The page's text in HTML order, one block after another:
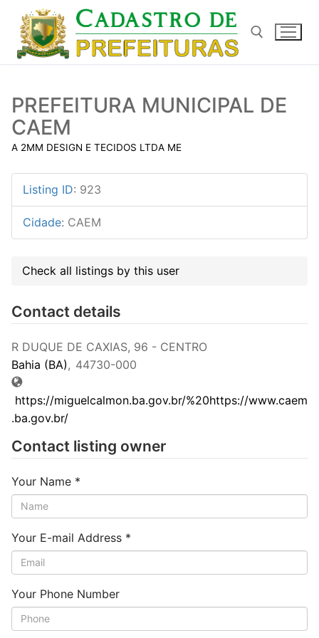
para
conteúdo
PREFEITURA MUNICIPAL DE
CAEM
A 2MM DESIGN E TECIDOS LTDA ME
Listing ID: 923
Cidade: CAEM
Check all listings by this user
Contact details
R DUQUE DE CAXIAS, 96 - CENTRO
Bahia (BA), 44730-000
https://miguelcalmon.ba.gov.br/%20https://www.caem
.ba.gov.br/
Contact listing owner
Your Name *
Your E-mail Address *
Your Phone Number